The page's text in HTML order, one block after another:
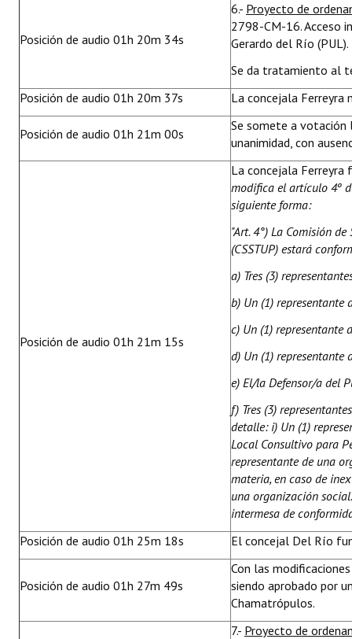
Posición de audio 01h 20m 34s
6.- Proyecto de
2798-CM-16. Acceso
Gerardo del Río (PUL).
Se da tratamiento al
Posición de audio 01h 20m 37s
La concejala
Posición de audio 01h 21m 00s
Se somete a votación
unanimidad, con
Posición de audio 01h 21m 15s
La concejala
modifica el artículo 4º
siguiente forma:
"Art. 4°) La Comisión
(CSSTUP) estará
a) Tres (3)
b) Un (1) representante
c) Un (1) representante
d) Un (1) representante
e) El/la Defensor/a del
f) Tres (3)
detalle: i) Un (1)
Local Consultivo para
representante de una
materia, en caso de
una organización
intermesa de
Posición de audio 01h 25m 18s
El concejal Del Río
Posición de audio 01h 27m 49s
Con las
siendo aprobado por
Chamatrópulos.
7.- Proyecto de